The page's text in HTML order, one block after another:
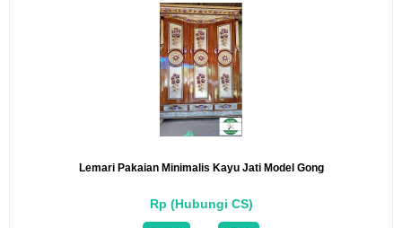
Lemari Pakaian Minimalis Kayu Jati Model Gong
Rp (Hubungi CS)